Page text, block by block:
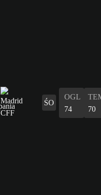
ŚO
OGL
74
70